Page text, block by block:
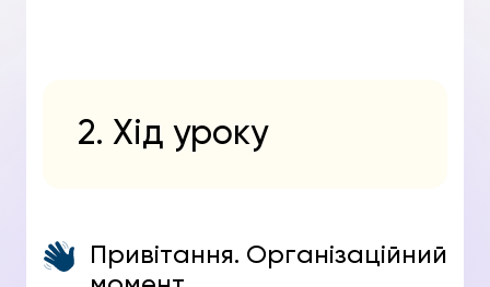
2. Хід уроку
Привітання. Організаційний